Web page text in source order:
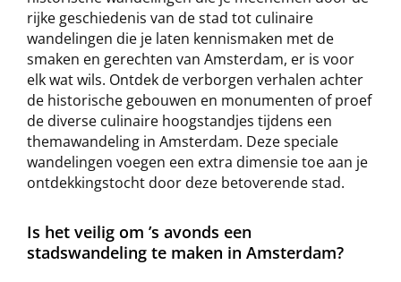
rijke geschiedenis van de stad tot culinaire
wandelingen die je laten kennismaken met de
smaken en gerechten van Amsterdam, er is voor
elk wat wils. Ontdek de verborgen verhalen achter
de historische gebouwen en monumenten of proef
de diverse culinaire hoogstandjes tijdens een
themawandeling in Amsterdam. Deze speciale
wandelingen voegen een extra dimensie toe aan je
ontdekkingstocht door deze betoverende stad.
Is het veilig om ’s avonds een
stadswandeling te maken in Amsterdam?